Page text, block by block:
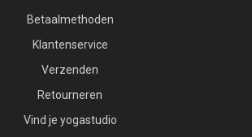
Betaalmethoden
Klantenservice
Verzenden
Retourneren
Vind je yogastudio